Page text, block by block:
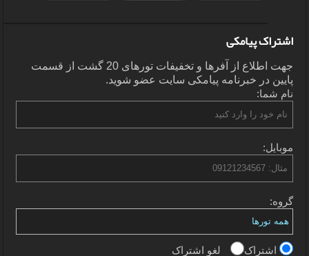
اشتراک پیامکی
جهت اطلاع از آفرها و تخفیفات تورهای 20 گشت از قسمت
پایین در خبرنامه پیامکی سایت عضو شوید.
نام شما:
موبایل:
گروه:
اشتراک لغو اشتراک